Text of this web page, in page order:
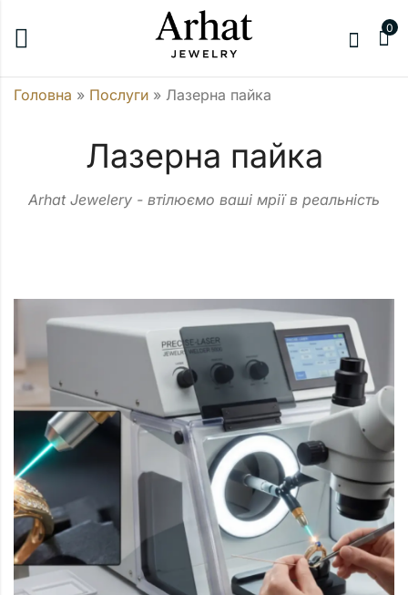
0
Лазерна пайка
Arhat Jewelery - втілюємо ваші мрії в реальність
Головна » Послуги » Лазерна пайка